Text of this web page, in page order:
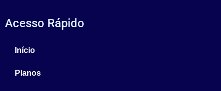
Acesso Rápido
Início
Planos